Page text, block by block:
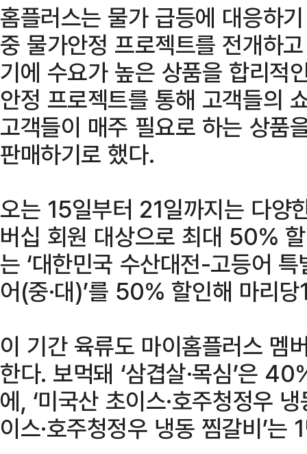
홈플러스는 물가 급등에 대응하
중 물가안정 프로젝트를 전개하
기에 수요가 높은 상품을 합리적
안정 프로젝트를 통해 고객들의
고객들이 매주 필요로 하는 상품
판매하기로 했다.
오는 15일부터 21일까지는 다양
버십 회원 대상으로 최대 50%
는 ‘대한민국 수산대전-고등어 특
어(중·대)’를 50% 할인해 마리
이 기간 육류도 마이홈플러스 멤
한다. 보먹돼 ‘삼겹살·목심’은
에, ‘미국산 초이스·호주청정우
이스·호주청정우 냉동 찜갈비’는